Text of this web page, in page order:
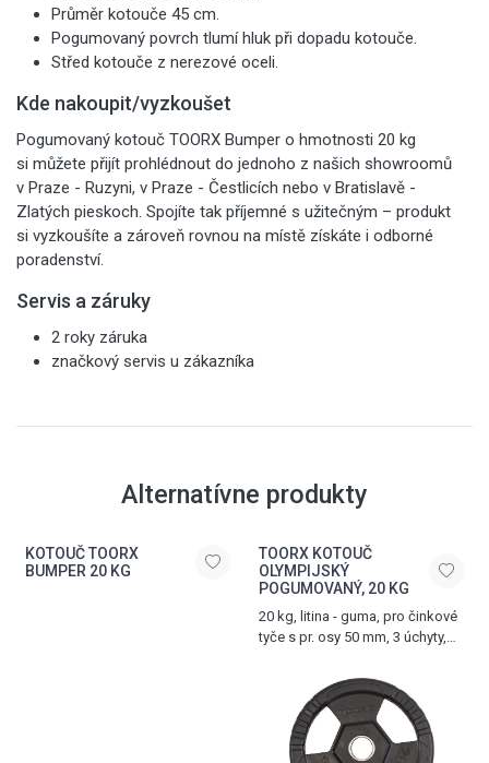
Průměr kotouče 45 cm.
Pogumovaný povrch tlumí hluk při dopadu kotouče.
Střed kotouče z nerezové oceli.
Kde nakoupit/vyzkoušet
Pogumovaný kotouč TOORX Bumper o hmotnosti 20 kg
si můžete přijít prohlédnout do jednoho z našich showroomů
v Praze - Ruzyni, v Praze - Čestlicích nebo v Bratislavě -
Zlatých pieskoch. Spojíte tak příjemné s užitečným – produkt
si vyzkoušíte a zároveň rovnou na místě získáte i odborné
poradenství.
Servis a záruky
2 roky záruka
značkový servis u zákazníka
Alternatívne produkty
KOTOUČ TOORX
BUMPER 20 KG
TOORX KOTOUČ
OLYMPIJSKÝ
POGUMOVANÝ, 20 KG
20 kg, litina - guma, pro činkové
tyče s pr. osy 50 mm, 3 úchyty,